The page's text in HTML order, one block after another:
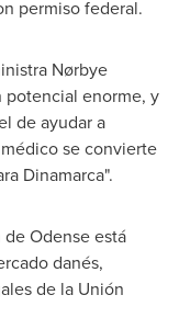
permiso federal.
Nørbye
potencial enorme, y
de ayudar a
se convierte
Dinamarca".
deOdenseestá
danés,
de la Unión